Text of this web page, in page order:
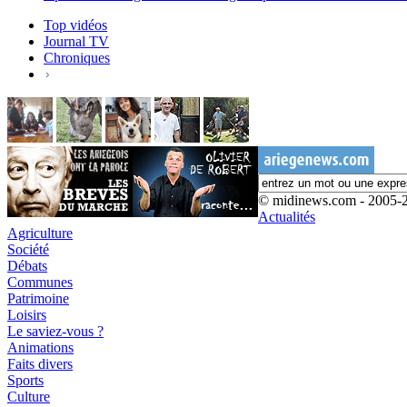
Top vidéos
Journal TV
Chroniques
© midinews.com - 2005-
Actualités
Agriculture
Société
Débats
Communes
Patrimoine
Loisirs
Le saviez-vous ?
Animations
Faits divers
Sports
Culture